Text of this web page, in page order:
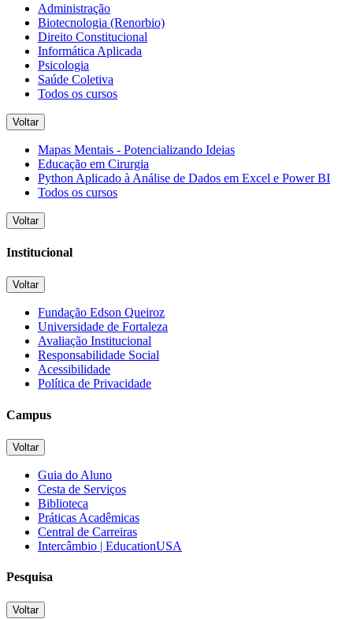
Administração
Biotecnologia (Renorbio)
Direito Constitucional
Informática Aplicada
Psicologia
Saúde Coletiva
Todos os cursos
Voltar
Mapas Mentais - Potencializando Ideias
Educação em Cirurgia
Python Aplicado à Análise de Dados em Excel e Power BI
Todos os cursos
Voltar
Institucional
Voltar
Fundação Edson Queiroz
Universidade de Fortaleza
Avaliação Institucional
Responsabilidade Social
Acessibilidade
Política de Privacidade
Campus
Voltar
Guia do Aluno
Cesta de Serviços
Biblioteca
Práticas Acadêmicas
Central de Carreiras
Intercâmbio | EducationUSA
Pesquisa
Voltar